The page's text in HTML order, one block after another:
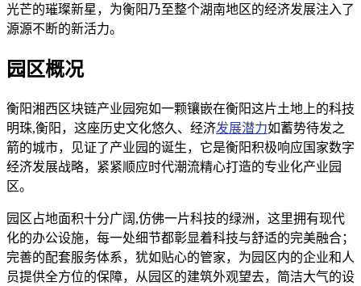
光芒的璀璨新星，为衡阳乃至整个湖南地区的经济发展注入了
源源不断的新活力。
园区概况
衡阳湘西区块链产业园宛如一颗镶嵌在衡阳这片土地上的科技
明珠,衡阳，这座历史文化悠久、经济发展潜力如蓄势待发之
箭的城市，见证了产业园的诞生，它是衡阳积极响应国家数字
经济发展战略，紧紧顺应时代潮流精心打造的专业化产业园
区。
园区占地面积十分广阔,仿佛一片科技的绿洲，这里拥有现代
化的办公设施，每一处细节都彰显着科技与舒适的完美融合；
完善的配套服务体系，犹如贴心的管家，为园区内的企业和人
员提供全方位的保障，从园区的建筑外观望去，简洁大气的设